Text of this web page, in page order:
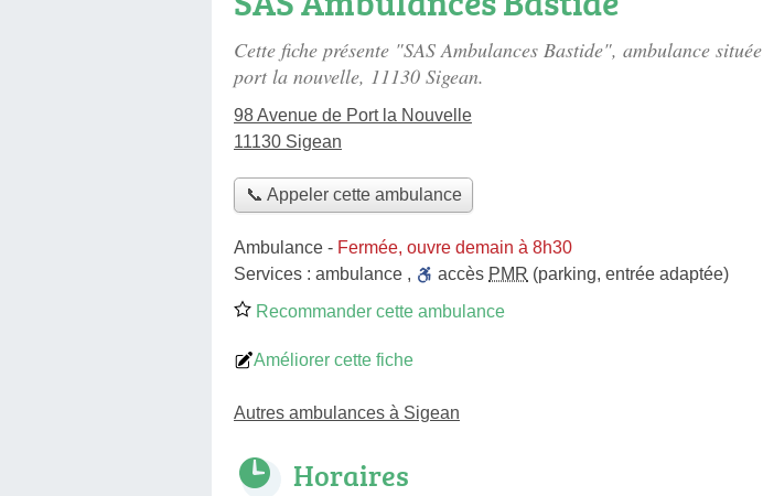
Cette fiche présente "SAS Ambulances Bastide", ambulance située
port la nouvelle, 11130 Sigean.
98 Avenue de Port la Nouvelle
11130 Sigean
📞 Appeler cette ambulance
Ambulance - Fermée, ouvre demain à 8h30
Services : ambulance , accès PMR (parking, entrée adaptée)
Recommander cette ambulance
Améliorer cette fiche
Autres ambulances à Sigean
Horaires